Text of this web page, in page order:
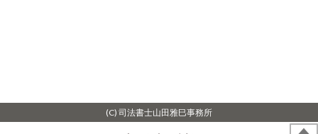
(C) 司法書士山田雅巳事務所